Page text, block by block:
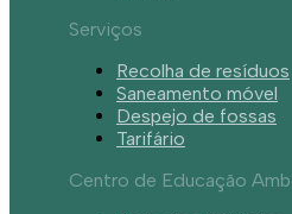
Serviços
Recolha de resíduos
Saneamento móvel
Despejo de fossas
Tarifário
Centro de Educação